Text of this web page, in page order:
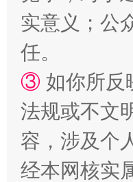
实意义；公
任。
③ 如你所反
法规或不文
容，涉及个
经本网核实